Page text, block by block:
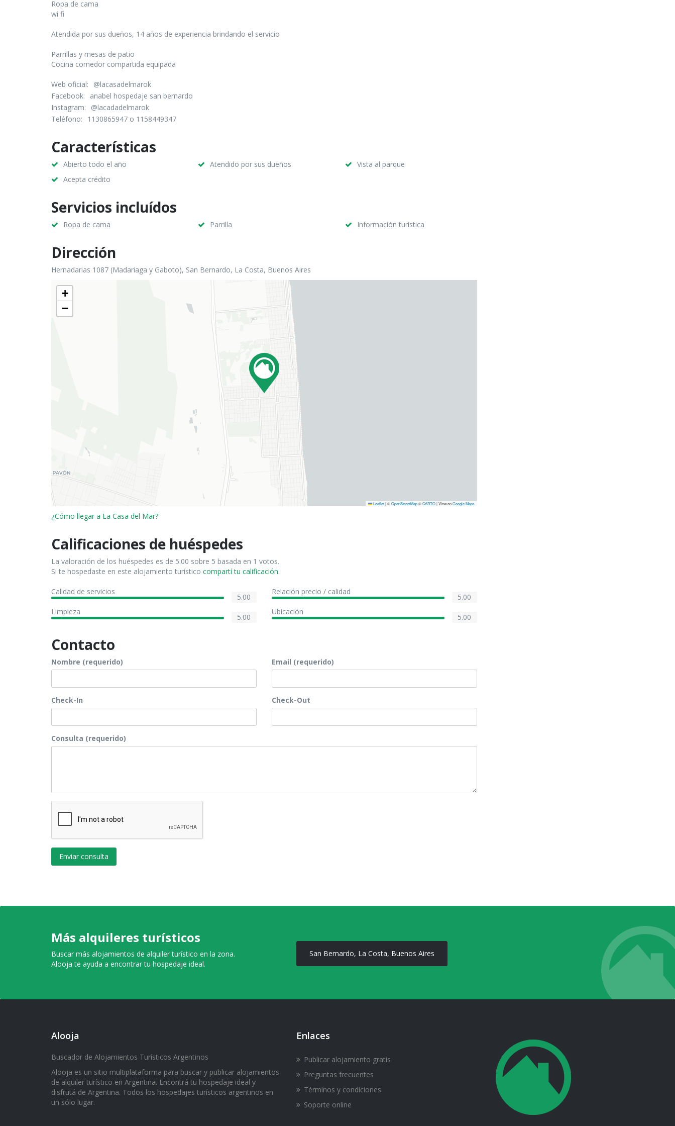
Ropa de cama
wi fi
Atendida por sus dueños, 14 años de experiencia brindando el servicio
Parrillas y mesas de patio
Cocina comedor compartida equipada
Web oficial:
@lacasadelmarok
Facebook:
anabel hospedaje san bernardo
Instagram:
@lacadadelmarok
Teléfono:
1130865947 o 1158449347
Características
Abierto todo el año Atendido por sus dueños
Vista al parque
Acepta crédito
Servicios incluídos
Ropa de cama Parrilla Información turística
Dirección
Hernadarias 1087 (Madariaga y Gaboto), San Bernardo, La Costa, Buenos Aires
+
−
Leaflet |©OpenStreetMap©CARTO| View onGoogle Maps
¿Cómo llegar a La Casa del Mar?
Calificaciones de huéspedes
La valoración de los huéspedes es de 5.00 sobre 5 basada en 1 votos.
Si te hospedaste en este alojamiento turístico compartí tu calificación.
Calidad de servicios
5.00
Relación precio / calidad
5.00
Limpieza
5.00
Ubicación
5.00
Contacto
Nombre (requerido) Email (requerido)
Check-In Check-Out
Consulta (requerido)
Enviar consulta
Más alquileres turísticos
Buscar más alojamientos de alquiler turístico en la zona.
Alooja te ayuda a encontrar tu hospedaje ideal.
San Bernardo, La Costa, Buenos Aires
Alooja
Buscador de Alojamientos Turísticos Argentinos
Alooja es un sitio multiplataforma para buscar y publicar alojamientos
de alquiler turístico en Argentina. Encontrá tu hospedaje ideal y
disfrutá de Argentina. Todos los hospedajes turísticos argentinos en
un sólo lugar.
Enlaces
Publicar alojamiento gratis
Preguntas frecuentes
Términos y condiciones
Soporte online